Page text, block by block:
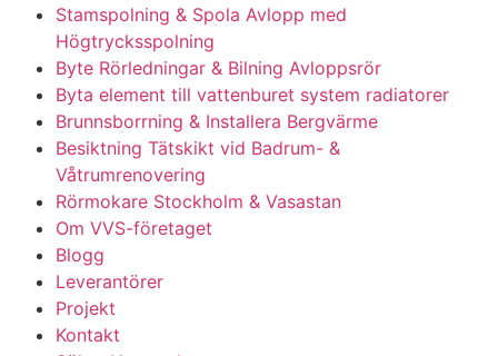
Stamspolning & Spola Avlopp med
Högtrycksspolning
Byte Rörledningar & Bilning Avloppsrör
Byta element till vattenburet system radiatorer
Brunnsborrning & Installera Bergvärme
Besiktning Tätskikt vid Badrum- &
Våtrumrenovering
Rörmokare Stockholm & Vasastan
Om VVS-företaget
Blogg
Leverantörer
Projekt
Kontakt